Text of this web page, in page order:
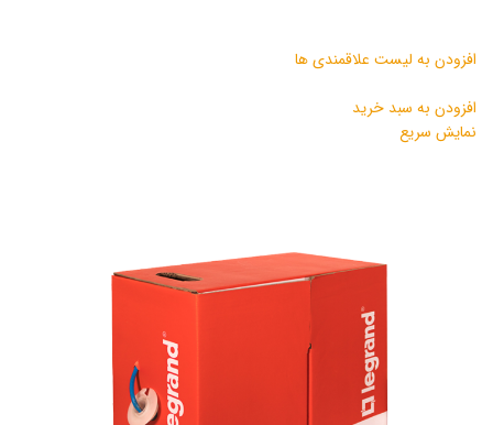
افزودن به لیست علاقمندی ها
افزودن به سبد خرید
نمایش سریع